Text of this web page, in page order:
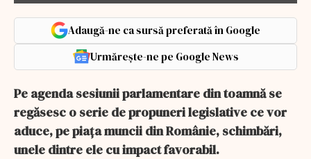
Adaugă-ne ca sursă preferată în Google
Urmărește-ne pe Google News
Pe agenda sesiunii parlamentare din toamnă se
regăsesc o serie de propuneri legislative ce vor
aduce, pe piața muncii din Românie, schimbări,
unele dintre ele cu impact favorabil.